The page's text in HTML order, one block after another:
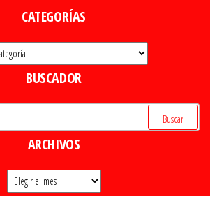
CATEGORÍAS
BUSCADOR
ARCHIVOS
Archivos